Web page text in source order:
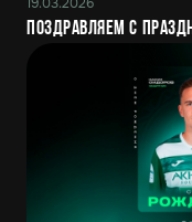
Поздравляем с